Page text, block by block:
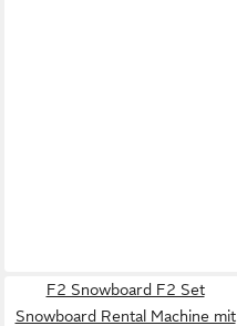
F2 Snowboard F2 Set
Snowboard Rental Machine mit